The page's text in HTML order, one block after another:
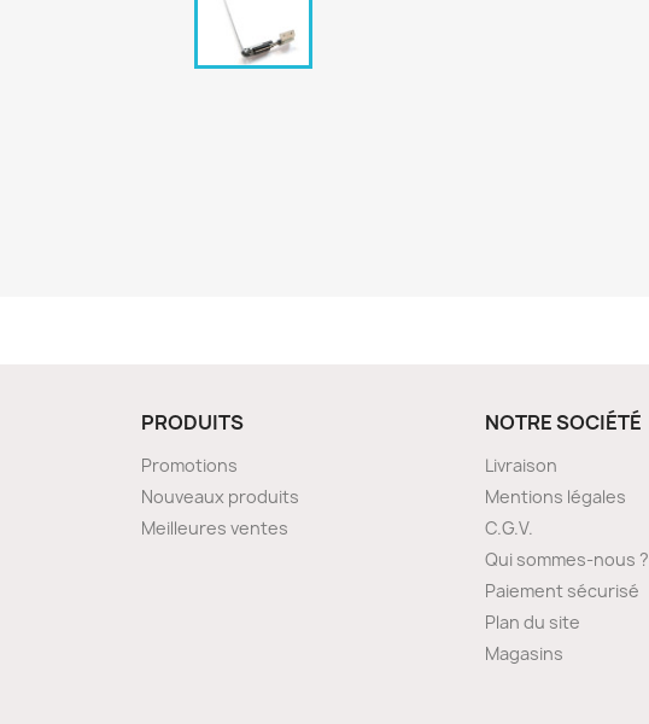
PRODUITS
Promotions
Nouveaux produits
Meilleures ventes
NOTRE SOCIÉTÉ
Livraison
Mentions légales
C.G.V.
Qui sommes-nous ?
Paiement sécurisé
Plan du site
Magasins